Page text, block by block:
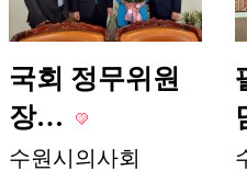
국회 정무위원
장…
수원시의사회